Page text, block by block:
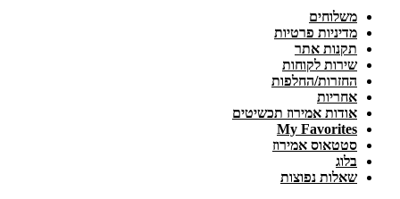
משלוחים
מדיניות פרטיות
תקנות אתר
שירות לקוחות
החזרות/החלפות
אחריות
אודות אמירוז תכשיטים
My Favorites
סטטאוס אמירוז
בלוג
שאלות נפוצות